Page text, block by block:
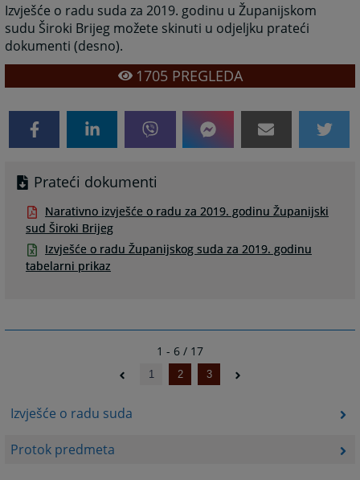
Izvješće o radu suda
Protok predmeta
Izvješće o radu suda za 2019. godinu u Županijskom
sudu Široki Brijeg možete skinuti u odjeljku prateći
dokumenti (desno).
1705PREGLEDA
Prateći dokumenti
Narativno izvješće o radu za 2019. godinu Županijski
sud Široki Brijeg
Izvješće o radu Županijskog suda za 2019. godinu
tabelarni prikaz
1 - 6 / 17
1 2 3